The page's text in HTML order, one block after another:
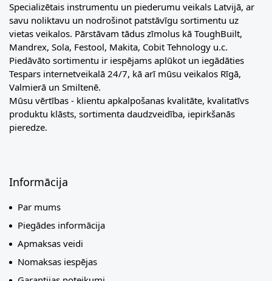
Specializētais instrumentu un piederumu veikals Latvijā, ar
savu noliktavu un nodrošinot patstāvīgu sortimentu uz
vietas veikalos. Pārstāvam tādus zīmolus kā ToughBuilt,
Mandrex, Sola, Festool, Makita, Cobit Tehnology u.c.
Piedāvāto sortimentu ir iespējams aplūkot un iegādāties
Tespars internetveikalā 24/7, kā arī mūsu veikalos Rīgā,
Valmierā un Smiltenē.
Mūsu vērtības - klientu apkalpošanas kvalitāte, kvalitatīvs
produktu klāsts, sortimenta daudzveidība, iepirkšanās
pieredze.
Informācija
Par mums
Piegādes informācija
Apmaksas veidi
Nomaksas iespējas